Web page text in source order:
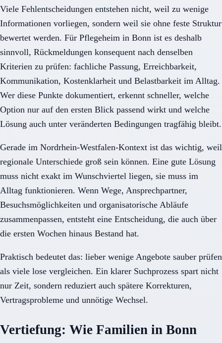
Viele Fehlentscheidungen entstehen nicht, weil zu wenige
Informationen vorliegen, sondern weil sie ohne feste Struktur
bewertet werden. Für Pflegeheim in Bonn ist es deshalb
sinnvoll, Rückmeldungen konsequent nach denselben
Kriterien zu prüfen: fachliche Passung, Erreichbarkeit,
Kommunikation, Kostenklarheit und Belastbarkeit im Alltag.
Wer diese Punkte dokumentiert, erkennt schneller, welche
Option nur auf den ersten Blick passend wirkt und welche
Lösung auch unter veränderten Bedingungen tragfähig bleibt.
Gerade im Nordrhein-Westfalen-Kontext ist das wichtig, weil
regionale Unterschiede groß sein können. Eine gute Lösung
muss nicht exakt im Wunschviertel liegen, sie muss im
Alltag funktionieren. Wenn Wege, Ansprechpartner,
Besuchsmöglichkeiten und organisatorische Abläufe
zusammenpassen, entsteht eine Entscheidung, die auch über
die ersten Wochen hinaus Bestand hat.
Praktisch bedeutet das: lieber wenige Angebote sauber prüfen
als viele lose vergleichen. Ein klarer Suchprozess spart nicht
nur Zeit, sondern reduziert auch spätere Korrekturen,
Vertragsprobleme und unnötige Wechsel.
Vertiefung: Wie Familien in Bonn